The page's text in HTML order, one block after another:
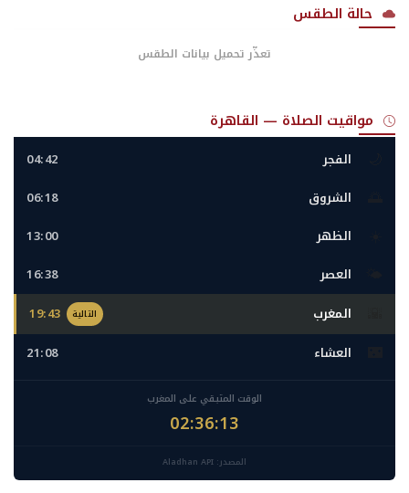
حالة الطقس
تعذّر تحميل بيانات الطقس
مواقيت الصلاة — القاهرة
الفجر 04:42
الشروق 06:18
الظهر 13:00
العصر 16:38
المغرب التالية 19:43
العشاء 21:08
الوقت المتبقي على المغرب
02:36:11
المصدر: Aladhan API